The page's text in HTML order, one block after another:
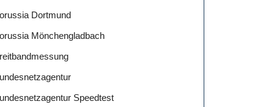
Dortmund
Mönchengladbach
Speedtest